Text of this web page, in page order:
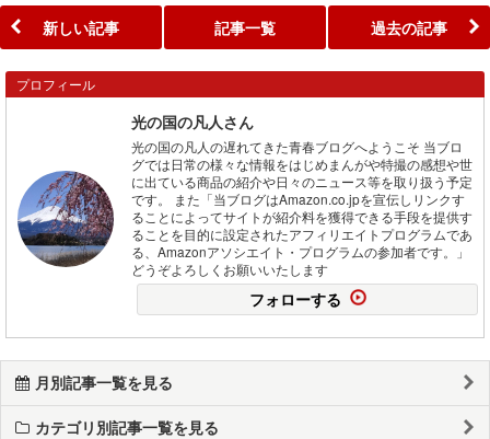
新しい記事 記事一覧 過去の記事
プロフィール
光の国の凡人さん
光の国の凡人の遅れてきた青春ブログへようこそ 当ブロ
グでは日常の様々な情報をはじめまんがや特撮の感想や世
に出ている商品の紹介や日々のニュース等を取り扱う予定
です。 また「当ブログはAmazon.co.jpを宣伝しリンクす
ることによってサイトが紹介料を獲得できる手段を提供す
ることを目的に設定されたアフィリエイトプログラムであ
る、Amazonアソシエイト・プログラムの参加者です。」
どうぞよろしくお願いいたします
フォローする
月別記事一覧を見る
カテゴリ別記事一覧を見る